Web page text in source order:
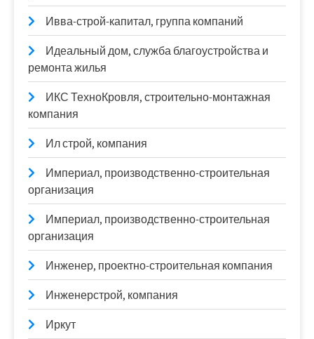
Ивва-строй-капитал, группа компаний
Идеальный дом, служба благоустройства и
ремонта жилья
ИКС ТехноКровля, строительно-монтажная
компания
Ил строй, компания
Империал, производственно-строительная
организация
Империал, производственно-строительная
организация
Инженер, проектно-строительная компания
Инженерстрой, компания
Иркут